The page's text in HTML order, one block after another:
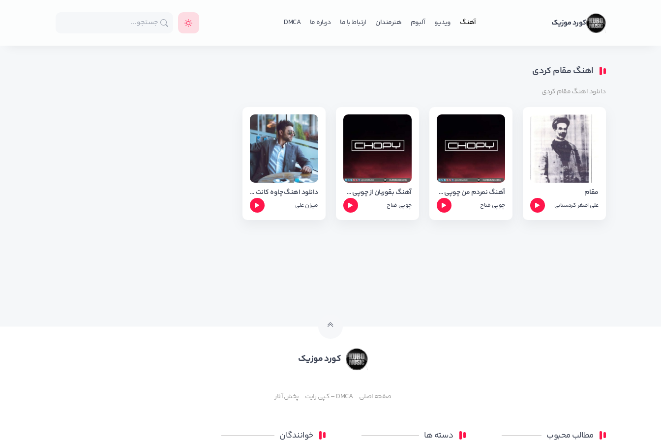
کورد موزیک آهنگ ویدیو آلبوم هنرمندان ارتباط با ما درباره ما DMCA
اهنگ مقام کردی
دانلود اهنگ مقام کردی
مقام
علی اصغر کردستانی
آهنگ نمردم من چوپی فتاح + شعر اهنگ
چوپی فتاح
آهنگ بقوربان از چوپی فتاح + شعر اهنگ
چوپی فتاح
دانلود اهنگ چاوه کانت ازمیران علی + متن و شعر
میران علی
کورد موزیک
صفحه اصلی DMCA – کپی رایت پخش آثار
مطالب محبوب دسته ها خوانندگان